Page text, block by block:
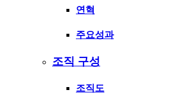
연혁
주요성과
조직 구성
조직도